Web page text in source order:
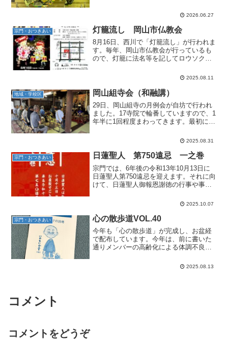
は訪れていたところで、新鮮味は無かっ
たのですが、それなりに楽しめました。1
日目は岡山駅10:...
2026.06.27
宗門・おつきあい 灯籠流し 岡山市仏教会
8月16日、西川で「灯籠流し」が行われま
す。毎年、岡山市仏教会が行っているも
ので、灯籠に法名等を記してロウソクを
われます。灯籠は、初盆の仏さまのおら
余部もあります。現地...
2025.08.11
地域・学校区 岡山組寺会（和融講）
29日、岡山組寺の月例会が自坊で行われ
ました。17寺院で輪番していますので、1
年半に1回程度まわってきます。最初に本
議を行います。会議では、その他とし
ませんか」という...
2025.08.31
宗門・おつきあい 日蓮聖人 第750遠忌 一之巻
宗門では、6年後の令和13年10月13日に
日蓮聖人第750遠忌を迎えます。それに向
けて、日蓮聖人御報恩謝徳の行事や事業
て、表記教箋が宗門より送られてきまし
会・教箋部会の...
2025.10.07
宗門・おつきあい 心の散歩道VOL.40
今年も「心の散歩道」が完成し、お盆経
で配布しています。今年は、前に書いた
通りメンバーの高齢化による体調不良等
がありましたがなんとか完成しました。
2025.08.13
コメント
コメントをどうぞ